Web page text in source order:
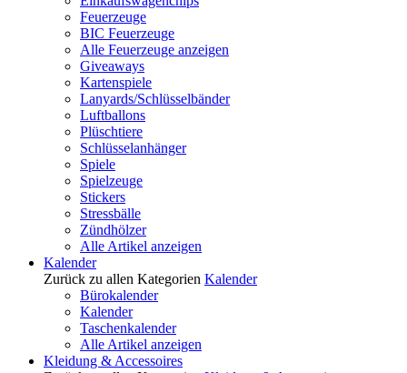
Feuerzeuge
BIC Feuerzeuge
Alle Feuerzeuge anzeigen
Giveaways
Kartenspiele
Lanyards/Schlüsselbänder
Luftballons
Plüschtiere
Schlüsselanhänger
Spiele
Spielzeuge
Stickers
Stressbälle
Zündhölzer
Alle Artikel anzeigen
Kalender
Zurück zu allen Kategorien Kalender
Bürokalender
Kalender
Taschenkalender
Alle Artikel anzeigen
Kleidung & Accessoires